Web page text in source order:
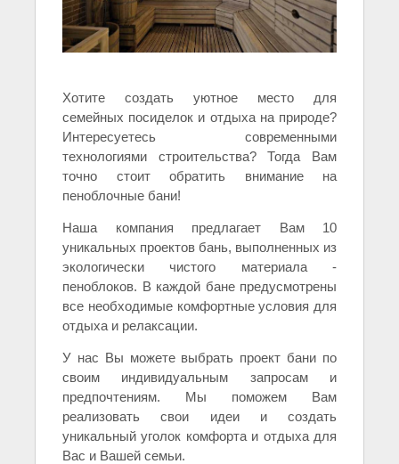
Хотите создать уютное место для
семейных посиделок и отдыха на природе?
Интересуетесь современными
технологиями строительства? Тогда Вам
точно стоит обратить внимание на
пеноблочные бани!
Наша компания предлагает Вам 10
уникальных проектов бань, выполненных из
экологически чистого материала -
пеноблоков. В каждой бане предусмотрены
все необходимые комфортные условия для
отдыха и релаксации.
У нас Вы можете выбрать проект бани по
своим индивидуальным запросам и
предпочтениям. Мы поможем Вам
реализовать свои идеи и создать
уникальный уголок комфорта и отдыха для
Вас и Вашей семьи.